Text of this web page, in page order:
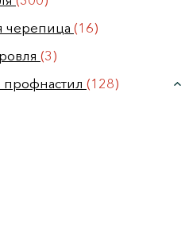
черепица (16)
(3)
(128)